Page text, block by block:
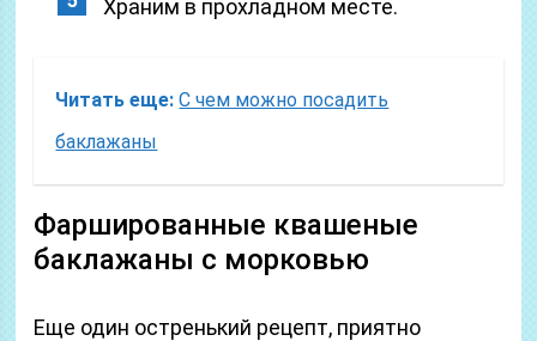
Храним в прохладном месте.
Читать еще: С чем можно посадить
баклажаны
Фаршированные квашеные
баклажаны с морковью
Еще один остренький рецепт, приятно